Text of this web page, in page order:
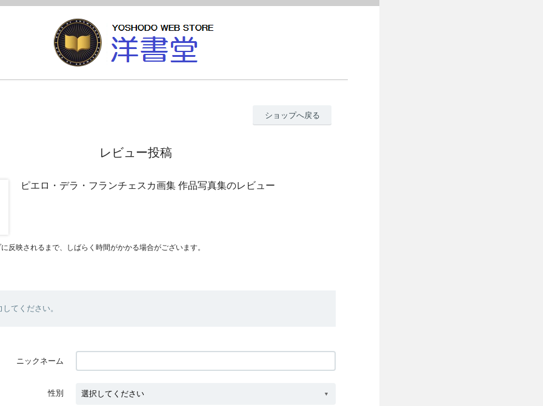
ショップへ戻る
レビュー投稿
ピエロ・デラ・フランチェスカ画集 作品写真集のレビュー
反映されるまで、しばらく時間がかかる場合がございます。
てください。
ニックネーム
性別